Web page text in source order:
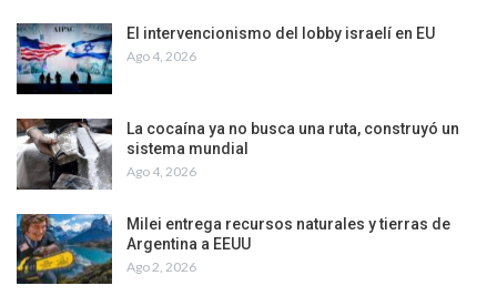
El intervencionismo del lobby israelí en EU
Ago 4, 2026
La cocaína ya no busca una ruta, construyó un
sistema mundial
Ago 4, 2026
Milei entrega recursos naturales y tierras de
Argentina a EEUU
Ago 2, 2026